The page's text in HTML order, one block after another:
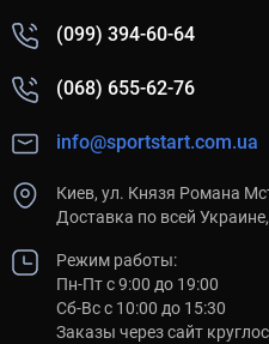
(099) 394-60-64
(068) 655-62-76
info@sportstart.com.ua
Киев, ул. Князя Романа
Доставка по всей
Режим работы:
Пн-Пт с 9:00 до 19:00
Сб-Вс с 10:00 до 15:30
Заказы через сайт